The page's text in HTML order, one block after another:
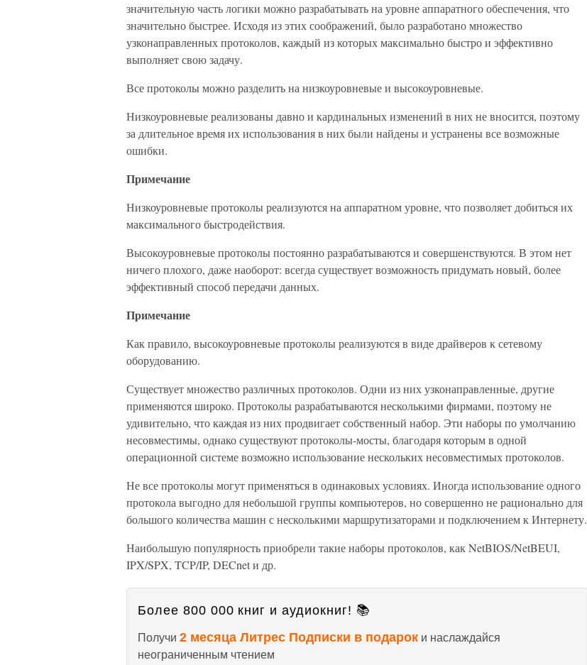
значительную часть логики можно разрабатывать на уровне аппаратного обеспечения, что
значительно быстрее. Исходя из этих соображений, было разработано множество
узконаправленных протоколов, каждый из которых максимально быстро и эффективно
выполняет свою задачу.
Все протоколы можно разделить на низкоуровневые и высокоуровневые.
Низкоуровневые реализованы давно и кардинальных изменений в них не вносится, поэтому
за длительное время их использования в них были найдены и устранены все возможные
ошибки.
Примечание
Низкоуровневые протоколы реализуются на аппаратном уровне, что позволяет добиться их
максимального быстродействия.
Высокоуровневые протоколы постоянно разрабатываются и совершенствуются. В этом нет
ничего плохого, даже наоборот: всегда существует возможность придумать новый, более
эффективный способ передачи данных.
Примечание
Как правило, высокоуровневые протоколы реализуются в виде драйверов к сетевому
оборудованию.
Существует множество различных протоколов. Одни из них узконаправленные, другие
применяются широко. Протоколы разрабатываются несколькими фирмами, поэтому не
удивительно, что каждая из них продвигает собственный набор. Эти наборы по умолчанию
несовместимы, однако существуют протоколы-мосты, благодаря которым в одной
операционной системе возможно использование нескольких несовместимых протоколов.
Не все протоколы могут применяться в одинаковых условиях. Иногда использование одного
протокола выгодно для небольшой группы компьютеров, но совершенно не рационально для
большого количества машин с несколькими маршрутизаторами и подключением к Интернету.
Наибольшую популярность приобрели такие наборы протоколов, как NetBIOS/NetBEUI,
IPX/SPX, TCP/IP, DECnet и др.
Более 800 000 книг и аудиокниг! 📚
Получи 2 месяца Литрес Подписки в подарок и наслаждайся
неограниченным чтением